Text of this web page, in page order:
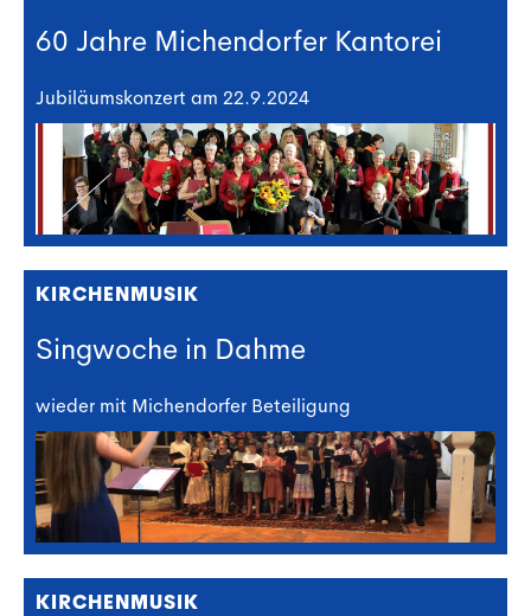
60 Jahre Michendorfer Kantorei
Jubiläumskonzert am 22.9.2024
KIRCHENMUSIK
Singwoche in Dahme
wieder mit Michendorfer Beteiligung
KIRCHENMUSIK